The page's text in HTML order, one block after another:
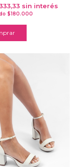
sin interés